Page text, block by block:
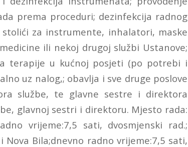
prema proceduri; dezinfekcija radnog
za instrumente, inhalatori, maske
ili nekoj drugoj službi Ustanove;
terapije u kućnoj posjeti (po potrebi i
uz nalog,; obavlja i sve druge poslove
službe, te glavne sestre i direktora
glavnoj sestri i direktoru. Mjesto rada:
vrijeme:7,5 sati, dvosmjenski rad.;
Bila;dnevno radno vrijeme:7,5 sati,